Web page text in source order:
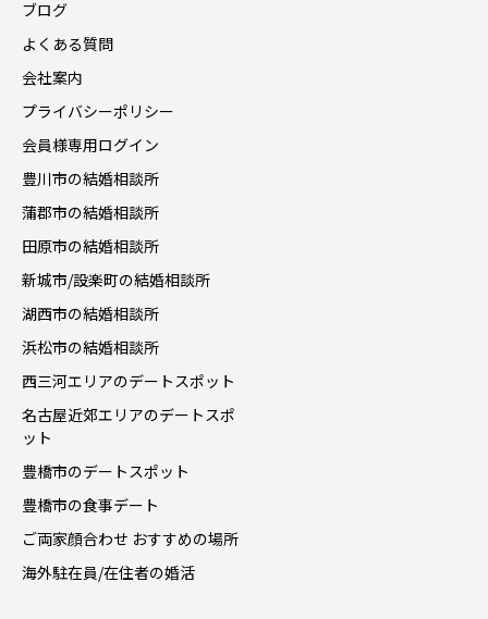
ブログ
よくある質問
会社案内
プライバシーポリシー
会員様専用ログイン
豊川市の結婚相談所
蒲郡市の結婚相談所
田原市の結婚相談所
新城市/設楽町の結婚相談所
湖西市の結婚相談所
浜松市の結婚相談所
西三河エリアのデートスポット
名古屋近郊エリアのデートスポ
ット
豊橋市のデートスポット
豊橋市の食事デート
ご両家顔合わせ おすすめの場所
海外駐在員/在住者の婚活